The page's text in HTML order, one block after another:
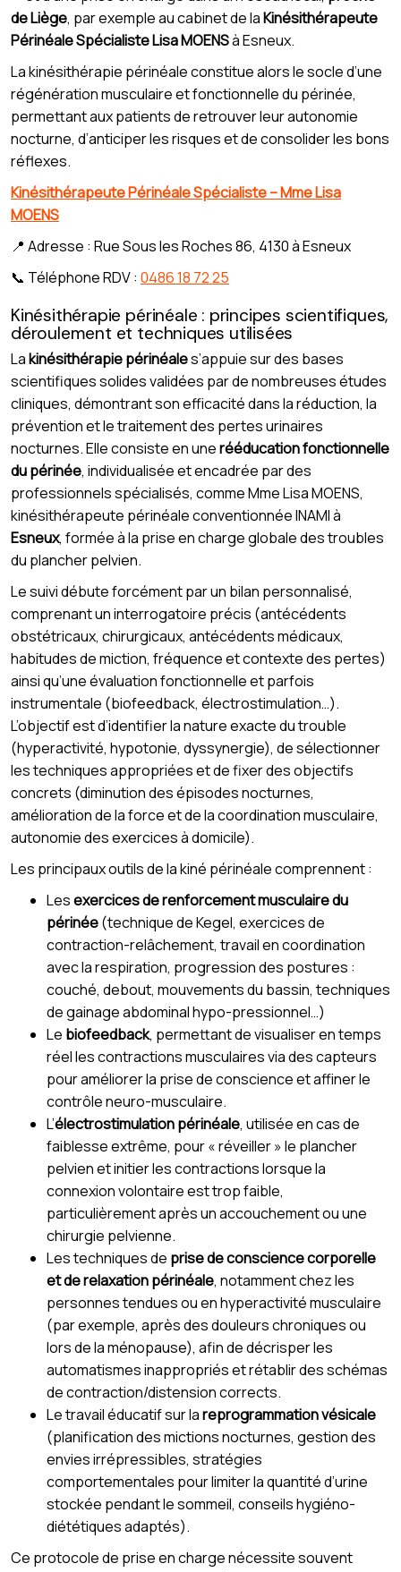
de Liège, par exemple au cabinet de laKinésithérapeute
Périnéale Spécialiste Lisa MOENSà Esneux.
La kinésithérapie périnéale constitue alors le socle d’une
régénération musculaire et fonctionnelle du périnée,
permettant aux patients de retrouver leur autonomie
nocturne, d’anticiper les risques et de consolider les bons
réflexes.
Kinésithérapeute Périnéale Spécialiste – Mme Lisa
MOENS
📍 Adresse : Rue Sous les Roches 86, 4130 à Esneux
📞 Téléphone RDV : 0486 18 72 25
Kinésithérapie périnéale : principes scientifiques,
déroulement et techniques utilisées
Lakinésithérapie périnéales’appuie sur des bases
scientifiques solides validées par de nombreuses études
cliniques, démontrant son efficacité dans la réduction, la
prévention et le traitement des pertes urinaires
nocturnes. Elle consiste en unerééducation fonctionnelle
du périnée, individualisée et encadrée par des
professionnels spécialisés, comme Mme Lisa MOENS,
kinésithérapeute périnéale conventionnée INAMI à
Esneux, formée à la prise en charge globale des troubles
du plancher pelvien.
Le suivi débute forcément par un bilan personnalisé,
comprenant un interrogatoire précis (antécédents
obstétricaux, chirurgicaux, antécédents médicaux,
habitudes de miction, fréquence et contexte des pertes)
ainsi qu’une évaluation fonctionnelle et parfois
instrumentale (biofeedback, électrostimulation…).
L’objectif est d’identifier la nature exacte du trouble
(hyperactivité, hypotonie, dyssynergie), de sélectionner
les techniques appropriées et de fixer des objectifs
concrets (diminution des épisodes nocturnes,
amélioration de la force et de la coordination musculaire,
autonomie des exercices à domicile).
Les principaux outils de la kiné périnéale comprennent :
Lesexercices de renforcement musculaire du
périnée(technique de Kegel, exercices de
contraction-relâchement, travail en coordination
avec la respiration, progression des postures :
couché, debout, mouvements du bassin, techniques
de gainage abdominal hypo-pressionnel…)
Le biofeedback, permettant de visualiser en temps
réel les contractions musculaires via des capteurs
pour améliorer la prise de conscience et affiner le
contrôle neuro-musculaire.
L’électrostimulation périnéale, utilisée en cas de
faiblesse extrême, pour « réveiller » le plancher
pelvien et initier les contractions lorsque la
connexion volontaire est trop faible,
particulièrement après un accouchement ou une
chirurgie pelvienne.
Les techniques de prise de conscience corporelle
et de relaxation périnéale, notamment chez les
personnes tendues ou en hyperactivité musculaire
(par exemple, après des douleurs chroniques ou
lors de la ménopause), afin de décrisper les
automatismes inappropriés et rétablir des schémas
de contraction/distension corrects.
Le travail éducatif sur lareprogrammation vésicale
(planification des mictions nocturnes, gestion des
envies irrépressibles, stratégies
comportementales pour limiter la quantité d’urine
stockée pendant le sommeil, conseils hygiéno-
diététiques adaptés).
Ce protocole de prise en charge nécessite souvent